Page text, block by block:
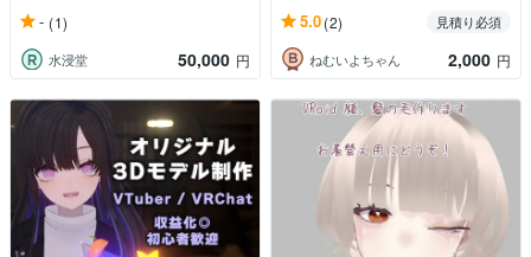
- (1)
水浸堂 50,000 円
5.0(2)
見積り必須
ねむいよちゃん
2,000 円